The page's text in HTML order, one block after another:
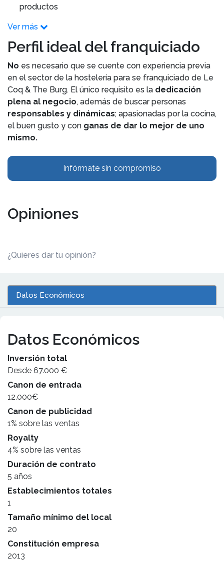
productos
Ver más
Perfil ideal del franquiciado
No es necesario que se cuente con experiencia previa
en el sector de la hostelería para se franquiciado de Le
Coq & The Burg. El único requisito es la dedicación
plena al negocio, además de buscar personas
responsables y dinámicas; apasionadas por la cocina,
el buen gusto y con ganas de dar lo mejor de uno
mismo.
Infórmate sin compromiso
Opiniones
¿Quieres dar tu opinión?
Datos Económicos
Datos Económicos
Inversión total
Desde 67.000 €
Canon de entrada
12.000€
Canon de publicidad
1% sobre las ventas
Royalty
4% sobre las ventas
Duración de contrato
5 años
Establecimientos totales
1
Tamaño mínimo del local
20
Constitución empresa
2013